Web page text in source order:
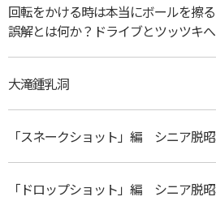
回転をかける時は本当にボールを擦
誤解とは何か？ドライブとツッツキ
大滝鍾乳洞
「スネークショット」編 シニア脱
「ドロップショット」編 シニア脱